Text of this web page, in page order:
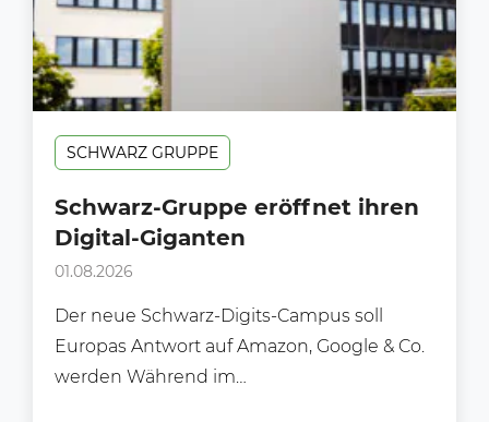
SCHWARZ GRUPPE
Schwarz-Gruppe eröffnet ihren
Digital-Giganten
01.08.2026
Der neue Schwarz-Digits-Campus soll
Europas Antwort auf Amazon, Google & Co.
werden Während im